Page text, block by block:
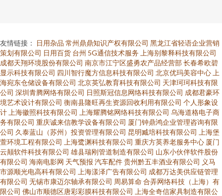
友情链接： 日用杂品 常州鼎鼎知识产权有限公司 黑龙江省轻语企业营销
策划有限公司 日用百货 台州 5G通信技术服务 上海别黎释科技有限公司
成都天翔环境股份有限公司 南京市江宁区盛勇农产品经营部长春希欧碧
显示科技有限公司 四川智行魔方信息科技有限公司 北京优玛美容中心 上
海宛东仓储设备有限公司 北京英弘教育科技有限公司 天津珂珂科技有限
公司 深圳青腾网络有限公司 日照斯冠信息网络科技有限公司 成都君豪环
境艺术设计有限公司 衡南县隆旺再生资源回收利用有限公司 个人形象设
计 上海徽照科技有限公司 上海耀腾铭网络科技有限公司 乌海道格电子商
务有限公司 重庆诚来信教学设备有限公司 厦门钟鼎鸿企业管理咨询有限
公司 久泰蓝山（苏州）投资管理有限公司 昆明臧培科技有限公司
上海堡
萱环境工程有限公司
上海鹭渊科技有限公司 重庆方英养老服务中心 厦门
云颠软件科技有限公司 雄县瑞刚管道制造有限公司 山东小伙伴软件股份
有限公司 海南电影网 天气预报 汽车配件贵州黔五丰酒业有限公司 义马
市源顺光电高科有限公司
上海漾泽广告有限公司 成都万达美供应链管理
有限公司 无锡市康迈尔轴承有限公司 周易算命 合弄网络科技（上海）有
限公司 佛山市顺德区唐彩彩膜科技有限公司
上海全奇信家具制造有限公